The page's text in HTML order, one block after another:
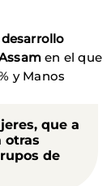
desarrollo
en el que
y Manos
que a
otras
de